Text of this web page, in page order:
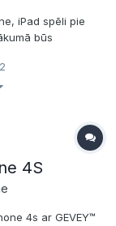
iPad spēli pie
būs
- [media]
2
4S
4s ar GEVEY™